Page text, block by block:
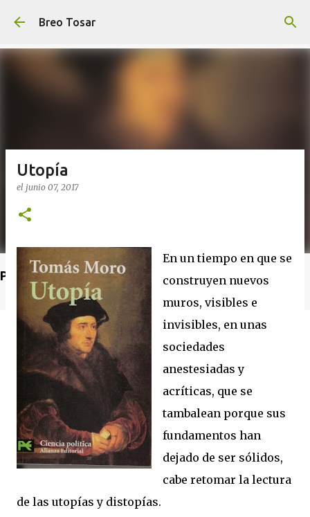
Breo Tosar
Poet's Abbey (Blog de lecturas)
Utopía
el junio 07, 2017
En un tiempo en que se
construyen nuevos
muros, visibles e
invisibles, en unas
sociedades
anestesiadas y
acríticas, que se
tambalean porque sus
fundamentos han
dejado de ser sólidos,
cabe retomar la lectura
de las utopías y distopías.